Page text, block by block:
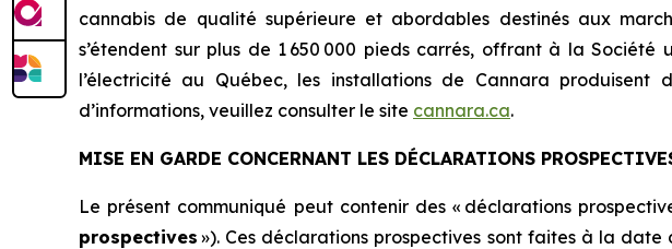
cannabis de qualité supérieure et abordables destinés aux
s’étendent sur plus de 1 650 000 pieds carrés, offrant à la
l’électricité au Québec, les installations de Cannara
d’informations, veuillez consulter le site cannara.ca.
MISE EN GARDE CONCERNANT LES DÉCLARATIONS
Le présent communiqué peut contenir des « déclarations
prospectives »). Ces déclarations prospectives sont faites à la date